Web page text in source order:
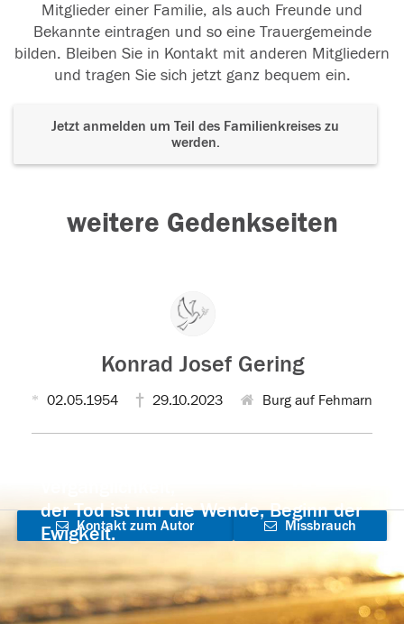
Mitglieder einer Familie, als auch Freunde und
Bekannte eintragen und so eine Trauergemeinde
bilden. Bleiben Sie in Kontakt mit anderen Mitgliedern
und tragen Sie sich jetzt ganz bequem ein.
Jetzt anmelden um Teil des Familienkreises zu
werden.
weitere Gedenkseiten
Konrad Josef Gering
02.05.1954 29.10.2023 Burg auf Fehmarn
der Tod ist nur die Wende, Beginn der
Ewigkeit.
Kontakt zum Autor
aufnehmen
Missbrauch